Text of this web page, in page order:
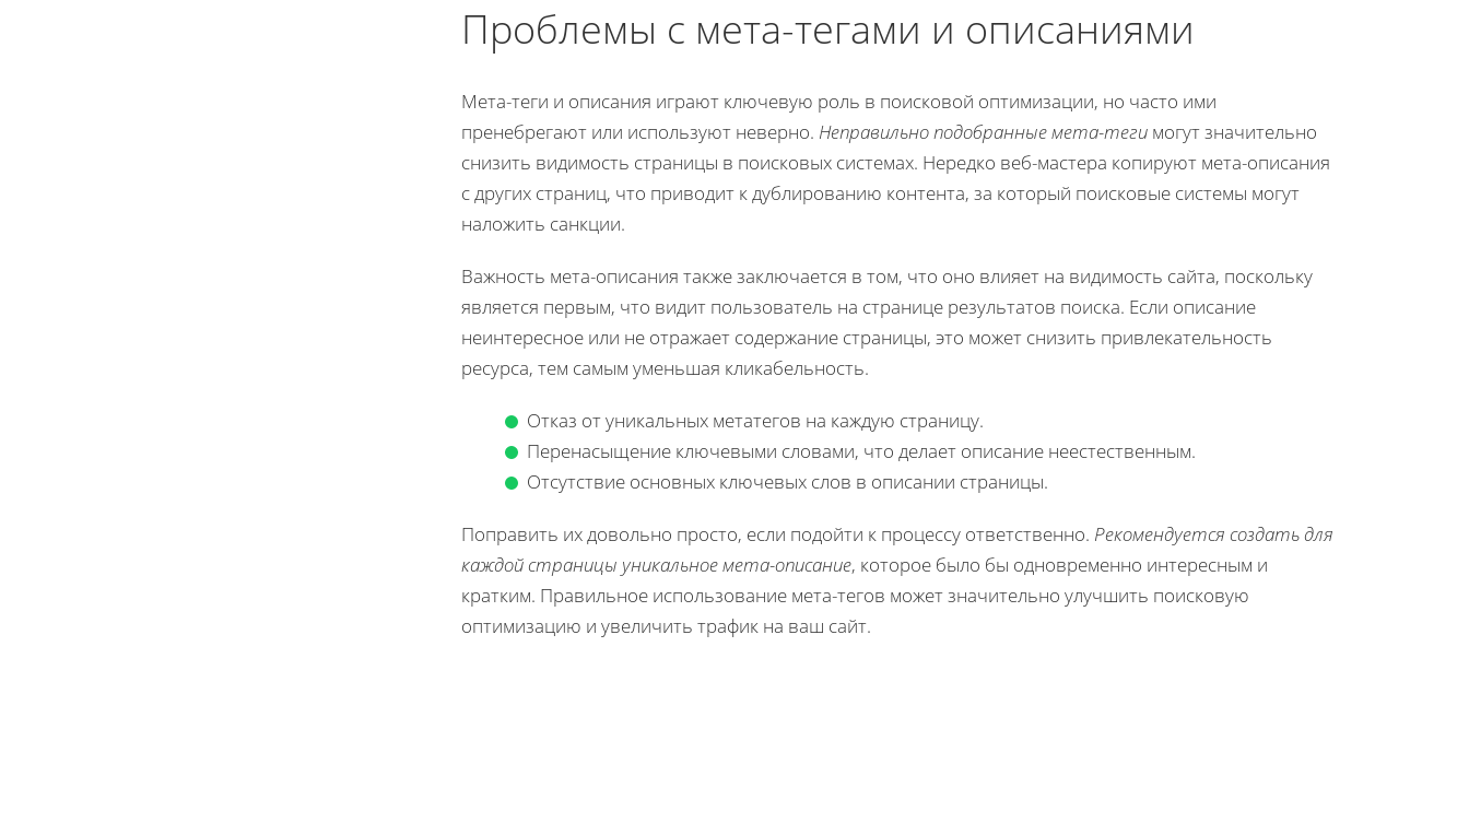
Проблемы с мета-тегами и описаниями
Мета-теги и описания играют ключевую роль в поисковой оптимизации, но часто ими
пренебрегают или используют неверно. Неправильно подобранные мета-теги могут значительно
снизить видимость страницы в поисковых системах. Нередко веб-мастера копируют мета-описания
с других страниц, что приводит к дублированию контента, за который поисковые системы могут
наложить санкции.
Важность мета-описания также заключается в том, что оно влияет на видимость сайта, поскольку
является первым, что видит пользователь на странице результатов поиска. Если описание
неинтересное или не отражает содержание страницы, это может снизить привлекательность
ресурса, тем самым уменьшая кликабельность.
Отказ от уникальных метатегов на каждую страницу.
Перенасыщение ключевыми словами, что делает описание неестественным.
Отсутствие основных ключевых слов в описании страницы.
Поправить их довольно просто, если подойти к процессу ответственно. Рекомендуется создать для
каждой страницы уникальное мета-описание, которое было бы одновременно интересным и
кратким. Правильное использование мета-тегов может значительно улучшить поисковую
оптимизацию и увеличить трафик на ваш сайт.